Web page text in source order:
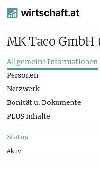
MK Taco GmbH
Allgemeine Informationen
Personen
Netzwerk
Bonität u. Dokumente
PLUS Inhalte
Status
Aktiv